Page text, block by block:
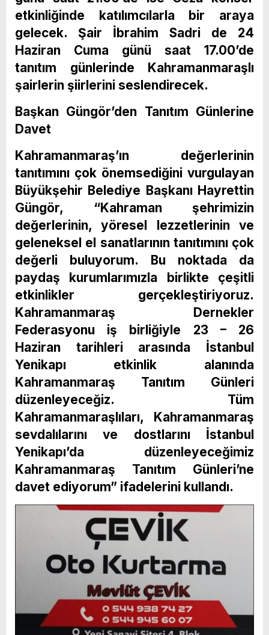
etkinliğinde katılımcılarla bir araya
gelecek. Şair İbrahim Sadri de 24
Haziran Cuma günü saat 17.00’de
tanıtım günlerinde Kahramanmaraşlı
şairlerin şiirlerini seslendirecek.
Başkan Güngör’den Tanıtım Günlerine
Davet
Kahramanmaraş’ın değerlerinin
tanıtımını çok önemsediğini vurgulayan
Büyükşehir Belediye Başkanı Hayrettin
Güngör, “Kahraman şehrimizin
değerlerinin, yöresel lezzetlerinin ve
geleneksel el sanatlarının tanıtımını çok
değerli buluyorum. Bu noktada da
paydaş kurumlarımızla birlikte çeşitli
etkinlikler gerçekleştiriyoruz.
Kahramanmaraş Dernekler
Federasyonu iş birliğiyle 23 – 26
Haziran tarihleri arasında İstanbul
Yenikapı etkinlik alanında
Kahramanmaraş Tanıtım Günleri
düzenleyeceğiz. Tüm
Kahramanmaraşlıları, Kahramanmaraş
sevdalılarını ve dostlarını İstanbul
Yenikapı’da düzenleyeceğimiz
Kahramanmaraş Tanıtım Günleri’ne
davet ediyorum” ifadelerini kullandı.